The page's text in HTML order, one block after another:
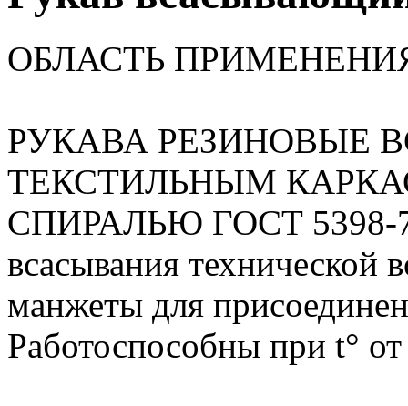
ОБЛАСТЬ
РУКАВА РЕЗИНОВЫЕ
ТЕКСТИЛЬНЫМ
СПИРАЛЬЮ ГОСТ 5398-
всасывания
манжеты для
Работоспособны при t°